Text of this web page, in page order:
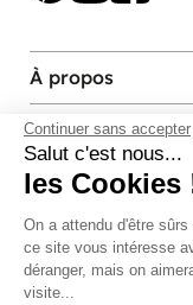
Continuer sans accepter
Salut c'est nous...
les Cookies
On a attendu d'être
ce site vous intéresse
déranger, mais on
visite...
À propos
Services et
Magasins et
Modes de